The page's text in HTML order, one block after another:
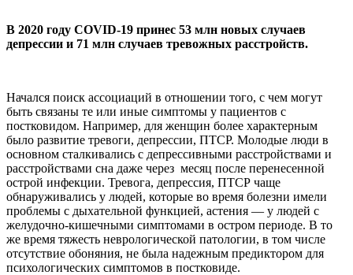
В 2020 году COVID-19 принес 53 млн новых случаев
депрессии и 71 млн случаев тревожных расстройств.
Начался поиск ассоциаций в отношении того, с чем могут
быть связаны те или иные симптомы у пациентов с
постковидом. Например, для женщин более характерным
было развитие тревоги, депрессии, ПТСР. Молодые люди в
основном сталкивались с депрессивными расстройствами и
расстройствами сна даже через месяц после перенесенной
острой инфекции. Тревога, депрессия, ПТСР чаще
обнаруживались у людей, которые во время болезни имели
проблемы с дыхательной функцией, астения — у людей с
желудочно-кишечными симптомами в остром периоде. В то
же время тяжесть неврологической патологии, в том числе
отсутствие обоняния, не была надежным предиктором для
психологических симптомов в постковиде.